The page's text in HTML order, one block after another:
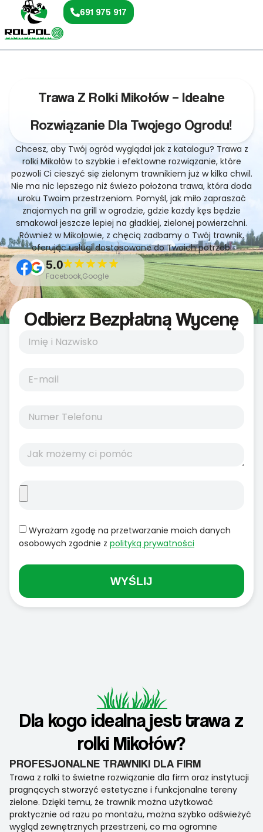
691 975 917
Trawa Z Rolki Mikołów – Idealne
Rozwiązanie Dla Twojego Ogrodu!
Chcesz, aby Twój ogród wyglądał jak z katalogu? Trawa z
rolki Mikołów to szybkie i efektowne rozwiązanie, które
pozwoli Ci cieszyć się zielonym trawnikiem już w kilka chwil.
Nie ma nic lepszego niż świeżo położona trawa, która doda
uroku Twoim przestrzeniom. Pomyśl, jak miło zapraszać
znajomych na grill w ogrodzie, gdzie każdy kęs będzie
smakował jeszcze lepiej na gładkiej, zielonej powierzchni.
Również w Mikołowie, z chęcią zadbamy o Twój trawnik,
oferując usługi dostosowane do Twoich potrzeb.
5.0
Facebook,Google
Odbierz Bezpłatną Wycenę
Wyrażam zgodę na przetwarzanie moich danych
osobowych zgodnie z polityką prywatności
WYŚLIJ
Dla kogo idealna jest trawa z
rolki Mikołów?
PROFESJONALNE TRAWNIKI DLA FIRM
Trawa z rolki to świetne rozwiązanie dla firm oraz instytucji
pragnących stworzyć estetyczne i funkcjonalne tereny
zielone. Dzięki temu, że trawnik można użytkować
praktycznie od razu po montażu, można szybko odświeżyć
wygląd zewnętrznych przestrzeni, co ma ogromne